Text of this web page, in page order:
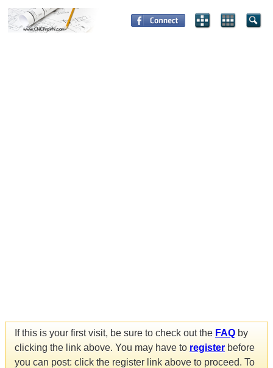
If this is your first visit, be sure to check out the FAQ by
clicking the link above. You may have to register before
you can post: click the register link above to proceed. To